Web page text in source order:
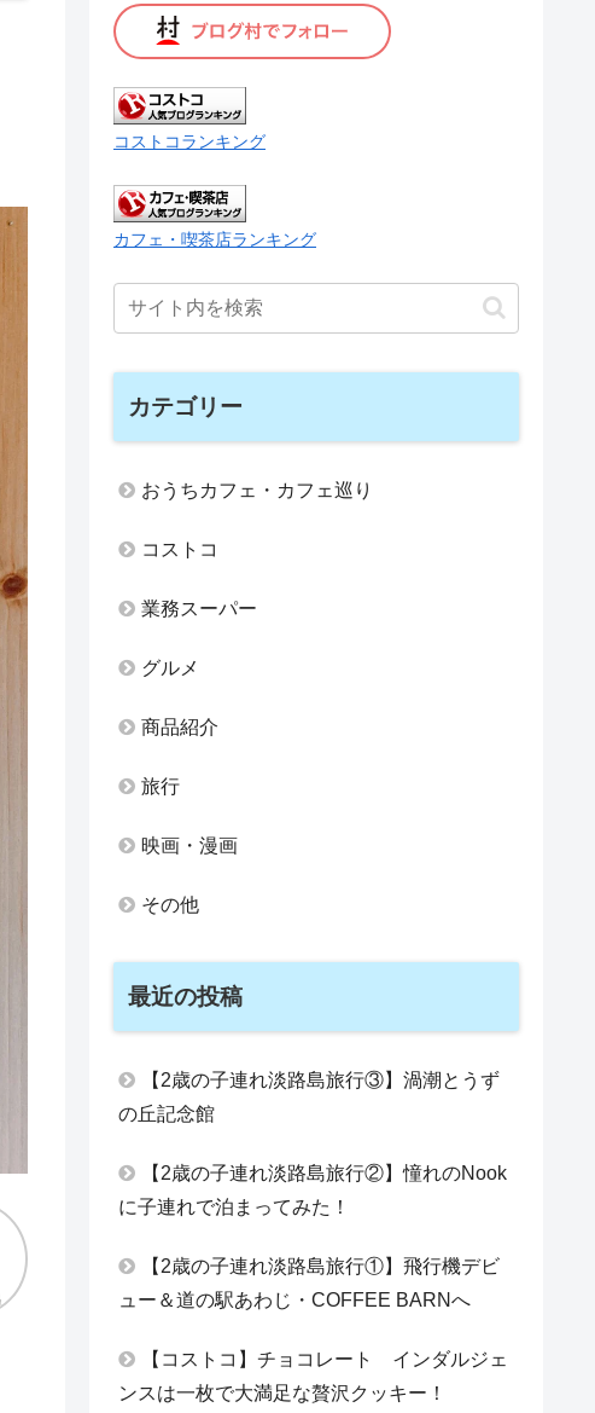
コストコランキング
カフェ・喫茶店ランキング
カテゴリー
おうちカフェ・カフェ巡り
コストコ
業務スーパー
グルメ
商品紹介
旅行
映画・漫画
その他
最近の投稿
【2歳の子連れ淡路島旅行③】渦潮とうず
の丘記念館
【2歳の子連れ淡路島旅行②】憧れのNook
に子連れで泊まってみた！
【2歳の子連れ淡路島旅行①】飛行機デビ
ュー＆道の駅あわじ・COFFEE BARNへ
【コストコ】チョコレート インダルジェ
ンスは一枚で大満足な贅沢クッキー！